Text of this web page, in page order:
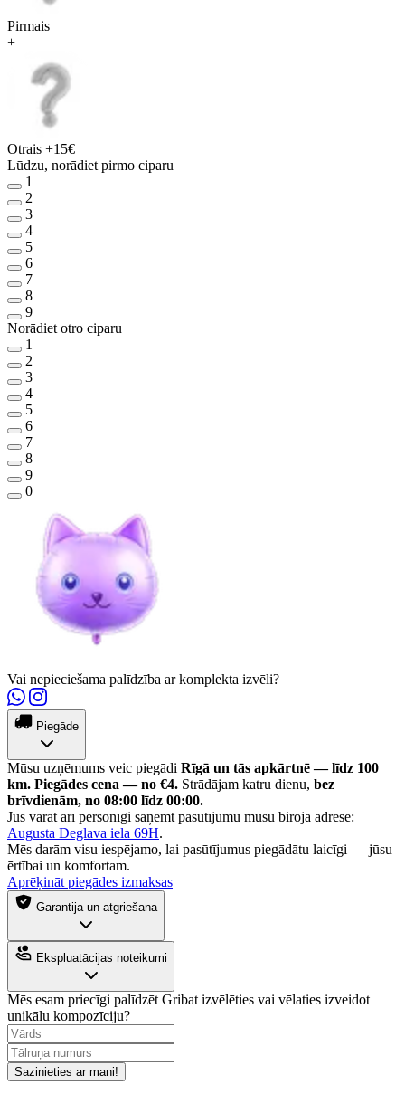
Pirmais
+
Otrais +15€
Lūdzu, norādiet pirmo ciparu
1
2
3
4
5
6
7
8
9
Norādiet otro ciparu
1
2
3
4
5
6
7
8
9
0
Vai nepieciešama palīdzība ar komplekta izvēli?
Piegāde
Mūsu uzņēmums veic piegādi Rīgā un tās apkārtnē — līdz 100
km. Piegādes cena — no €4. Strādājam katru dienu, bez
brīvdienām, no 08:00 līdz 00:00.
Jūs varat arī personīgi saņemt pasūtījumu mūsu birojā adresē:
Augusta Deglava iela 69H.
Mēs darām visu iespējamo, lai pasūtījumus piegādātu laicīgi — jūsu
ērtībai un komfortam.
Aprēķināt piegādes izmaksas
Garantija un atgriešana
Ekspluatācijas noteikumi
Mēs esam priecīgi palīdzēt Gribat izvēlēties vai vēlaties izveidot
unikālu kompozīciju?
Sazinieties ar mani!